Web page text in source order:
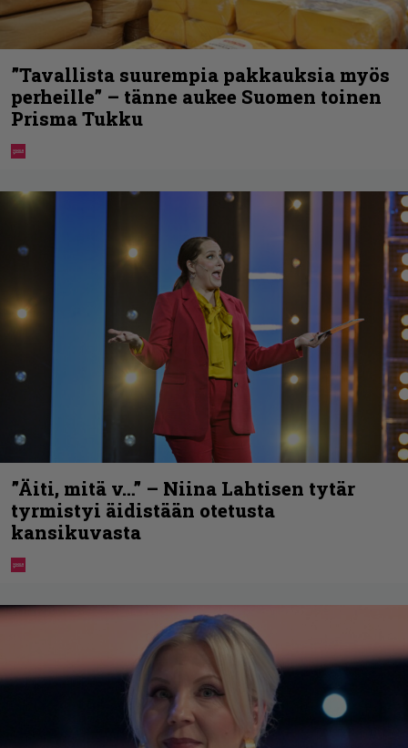
”Tavallista suurempia pakkauksia myös
perheille” – tänne aukee Suomen toinen
Prisma Tukku
”Äiti, mitä v…” – Niina Lahtisen tytär
tyrmistyi äidistään otetusta
kansikuvasta